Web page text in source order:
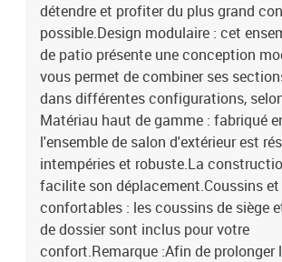
détendre et profiter du plus grand
possible.Design modulaire : cet
de patio présente une conception
vous permet de combiner ses
dans différentes configurations,
Matériau haut de gamme : fabriqué
l'ensemble de salon d'extérieur est
intempéries et robuste.La
facilite son déplacement.Coussins et
confortables : les coussins de siège
de dossier sont inclus pour votre
confort.Remarque :Afin de prolonger